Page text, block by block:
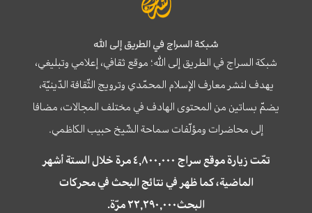
شبكة السراج في الطريق إلى الله
شبكة السراج في الطريق إلى الله؛ موقع ثقافي، إعلامي وتبليغي،
يهدف لنشر معارف الإسلام المحمّدي وترويج الثّقافة الدّينيّة،
يضمّ بساتين من المحتوى الهادف في مختلف المجالات، مضافا
إلى محاضرات ومؤلّفات سماحة الشّيخ حبيب الكاظمي.
تمّت زيارة موقع سراج ٤,٨٠٠,٠٠٠ مرة خلال الستة أشهر
الماضية، كما ظهر في نتائج البحث في محركات
البحث٢٢,٢٩٠,٠٠٠ مرّة.